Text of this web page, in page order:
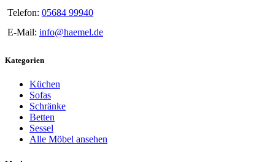
Telefon: 05684 99940
E-Mail: info@haemel.de
Kategorien
Küchen
Sofas
Schränke
Betten
Sessel
Alle Möbel ansehen